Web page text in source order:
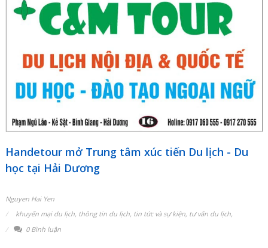
Handetour mở Trung tâm xúc tiến Du lịch - Du
học tại Hải Dương
Nguyen Hai Yen
khuyến mại du lịch, thông tin du lịch, tin tức và sự kiện, tư vấn du lịch,
0 Bình luận